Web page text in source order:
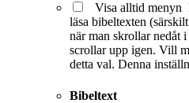
Visa alltid menyn
läsa bibeltexten
när man skrollar nedåt
scrollar upp igen. Vill
detta val. Denna
Bibeltext